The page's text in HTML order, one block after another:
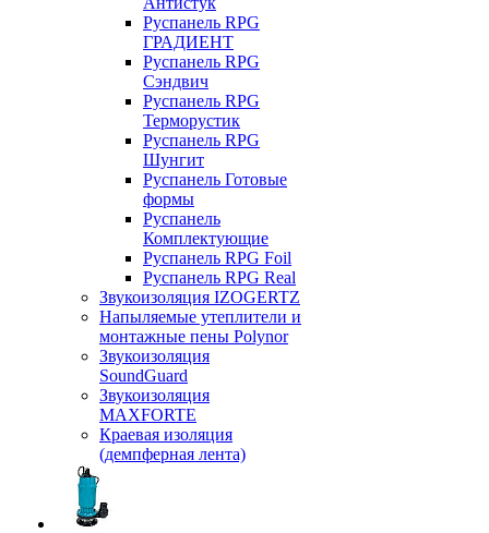
Руспанель RPG
ГРАДИЕНТ
Руспанель RPG
Сэндвич
Руспанель RPG
Терморустик
Руспанель RPG
Шунгит
Руспанель Готовые
формы
Руспанель
Комплектующие
Руспанель RPG Foil
Руспанель RPG Real
Звукоизоляция IZOGERTZ
Напыляемые утеплители и
монтажные пены Polynor
Звукоизоляция
SoundGuard
Звукоизоляция
MAXFORTE
Краевая изоляция
(демпферная лента)